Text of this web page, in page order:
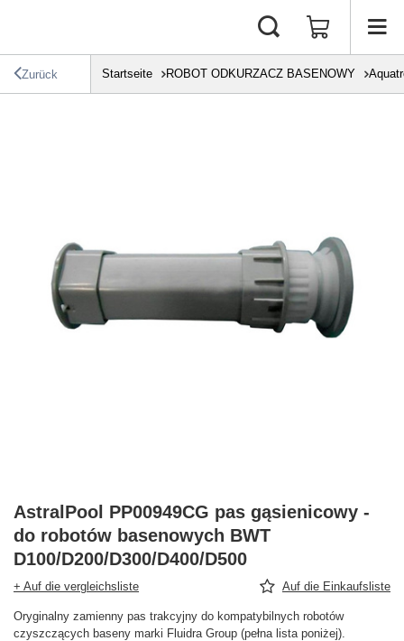
Zurück Startseite ROBOT ODKURZACZ BASENOWY
AstralPool PP00949CG pas gąsienicowy -
do robotów basenowych BWT
D100/D200/D300/D400/D500
+ Auf die vergleichsliste Auf die Einkaufsliste
Oryginalny zamienny pas trakcyjny do kompatybilnych robotów
czyszczących baseny marki Fluidra Group (pełna lista poniżej).